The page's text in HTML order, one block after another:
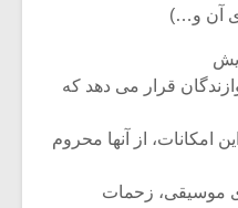
آن و…)
قرار می دهد که
امکانات، از آنها محروم
موسیقی، زحمات